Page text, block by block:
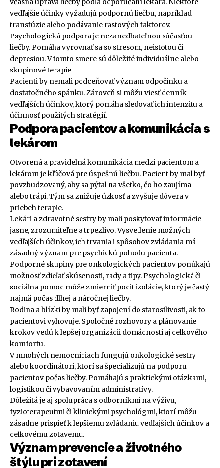
včasná úprava liečby podľa odporúčaní lekára. Niektoré
vedľajšie účinky vyžadujú podpornú liečbu, napríklad
transfúzie alebo podávanie rastových faktorov.
Psychologická podpora je nezanedbateľnou súčasťou
liečby. Pomáha vyrovnať sa so stresom, neistotou či
depresiou. V tomto smere sú dôležité individuálne alebo
skupinové terapie.
Pacienti by nemali podceňovať význam odpočinku a
dostatočného spánku. Zároveň si môžu viesť denník
vedľajších účinkov, ktorý pomáha sledovať ich intenzitu a
účinnosť použitých stratégií.
Podpora pacientov a komunikácia s
lekárom
Otvorená a pravidelná komunikácia medzi pacientom a
lekárom je kľúčová pre úspešnú liečbu. Pacient by mal byť
povzbudzovaný, aby sa pýtal na všetko, čo ho zaujíma
alebo trápi. Tým sa znižuje úzkosť a zvyšuje dôvera v
priebeh terapie.
Lekári a zdravotné sestry by mali poskytovať informácie
jasne, zrozumiteľne a trpezlivo. Vysvetlenie možných
vedľajších účinkov, ich trvania i spôsobov zvládania má
zásadný význam pre psychickú pohodu pacienta.
Podporné skupiny pre onkologických pacientov ponúkajú
možnosť zdieľať skúsenosti, rady a tipy. Psychologická či
sociálna pomoc môže zmierniť pocit izolácie, ktorý je častý
najmä počas dlhej a náročnej liečby.
Rodina a blízki by mali byť zapojení do starostlivosti, ak to
pacientovi vyhovuje. Spoločné rozhovory a plánovanie
krokov vedú k lepšej organizácii domácnosti aj celkového
komfortu.
V mnohých nemocniciach fungujú onkologické sestry
alebo koordinátori, ktorí sa špecializujú na podporu
pacientov počas liečby. Pomáhajú s praktickými otázkami,
logistikou či vybavovaním administratívy.
Dôležitá je aj spolupráca s odborníkmi na výživu,
fyzioterapeutmi či klinickými psychológmi, ktorí môžu
zásadne prispieť k lepšiemu zvládaniu vedľajších účinkov a
celkovému zotaveniu.
Význam prevencie a životného
štýlu pri zotavení